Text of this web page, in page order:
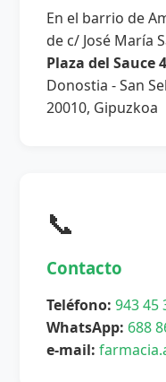
En el barrio de
de c/ José María
Plaza del Sauce 4
Donostia - San
20010, Gipuzkoa
📞
Contacto
Teléfono: 943 45
WhatsApp: 688
e-mail: